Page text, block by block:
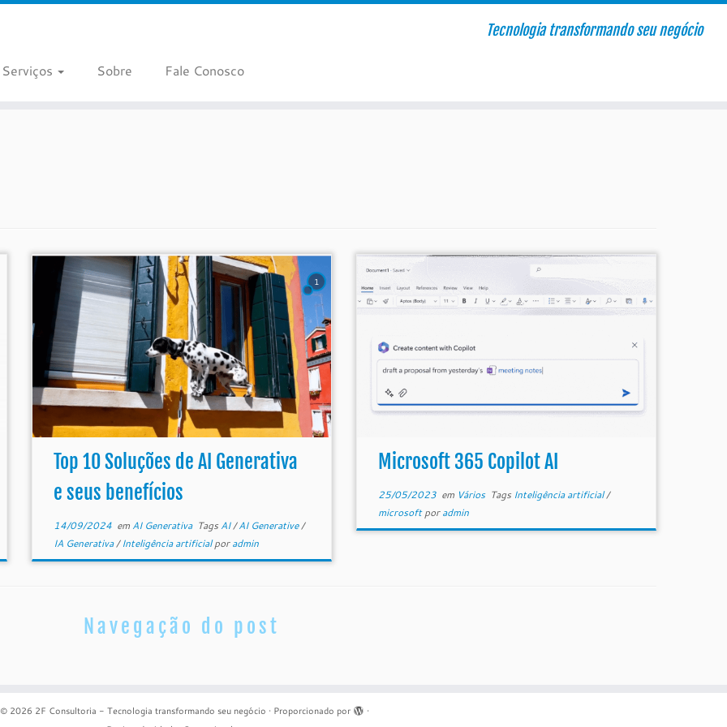
Tecnologia transformando seu negócio
Serviços Sobre Fale Conosco
1
Top 10 Soluções de AI Generativa
e seus benefícios
14/09/2024em AI Generativa Tags AI/AI Generative/
IA Generativa/Inteligência artificialporadmin
Microsoft 365 Copilot AI
25/05/2023em Vários Tags Inteligência artificial/
microsoftporadmin
Navegação do post
© 2026 2F Consultoria - Tecnologia transformando seu negócio · Proporcionado por
·